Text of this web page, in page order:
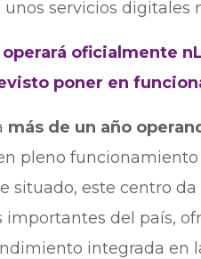
servicios digitales
oficialmente
poner en
más de un año
pleno
situado, este centro
importantes del país,
integrada en